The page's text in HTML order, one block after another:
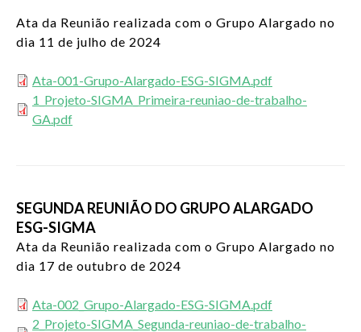
Ata da Reunião realizada com o Grupo Alargado no
dia 11 de julho de 2024
Ata-001-Grupo-Alargado-ESG-SIGMA.pdf
1_Projeto-SIGMA_Primeira-reuniao-de-trabalho-
GA.pdf
SEGUNDA REUNIÃO DO GRUPO ALARGADO
ESG-SIGMA
Ata da Reunião realizada com o Grupo Alargado no
dia 17 de outubro de 2024
Ata-002_Grupo-Alargado-ESG-SIGMA.pdf
2_Projeto-SIGMA_Segunda-reuniao-de-trabalho-